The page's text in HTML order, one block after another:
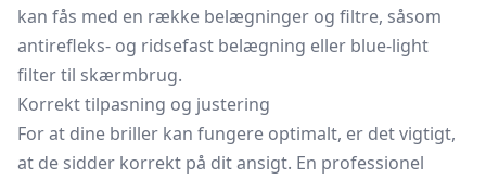
kan fås med en række belægninger og filtre, såsom
antirefleks- og ridsefast belægning eller blue-light
filter til skærmbrug.
Korrekt tilpasning og justering
For at dine briller kan fungere optimalt, er det vigtigt,
at de sidder korrekt på dit ansigt. En professionel